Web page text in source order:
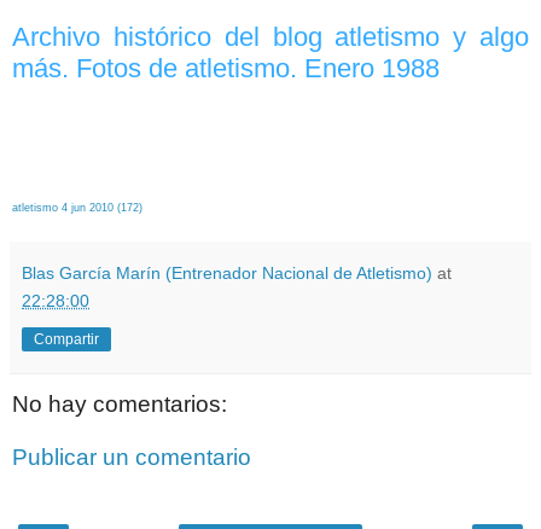
Archivo histórico del blog atletismo y algo
más. Fotos de atletismo. Enero 1988
atletismo 4 jun 2010 (172)
Blas García Marín (Entrenador Nacional de Atletismo) at
22:28:00
Compartir
No hay comentarios:
Publicar un comentario